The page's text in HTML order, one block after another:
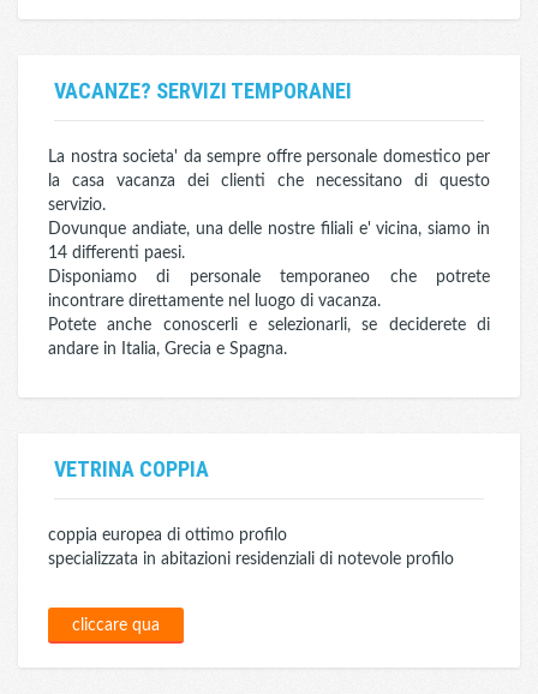
VACANZE? SERVIZI TEMPORANEI
La nostra societa' da sempre offre personale domestico per
la casa vacanza dei clienti che necessitano di questo
servizio.
Dovunque andiate, una delle nostre filiali e' vicina, siamo in
14 differenti paesi.
Disponiamo di personale temporaneo che potrete
incontrare direttamente nel luogo di vacanza.
Potete anche conoscerli e selezionarli, se deciderete di
andare in Italia, Grecia e Spagna.
VETRINA COPPIA
coppia europea di ottimo profilo
specializzata in abitazioni residenziali di notevole profilo
cliccare qua